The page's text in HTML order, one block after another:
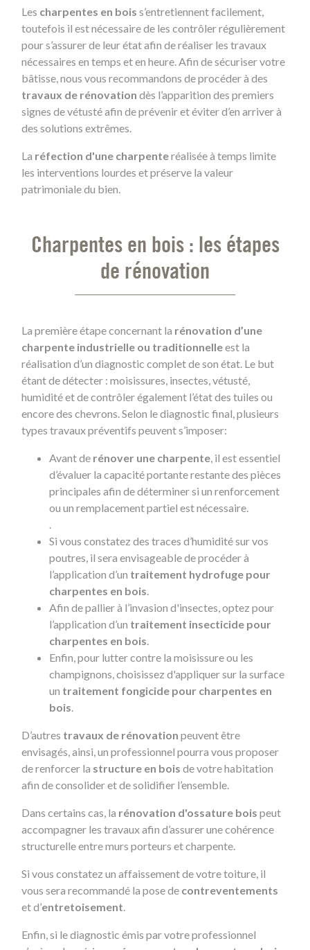
Les charpentes en bois s’entretiennent facilement,
toutefois il est nécessaire de les contrôler régulièrement
pour s’assurer de leur état afin de réaliser les travaux
nécessaires en temps et en heure. Afin de sécuriser votre
bâtisse, nous vous recommandons de procéder à des
travaux de rénovation dès l’apparition des premiers
signes de vétusté afin de prévenir et éviter d’en arriver à
des solutions extrêmes.
La réfection d'une charpenteréalisée à temps limite
les interventions lourdes et préserve la valeur
patrimoniale du bien.
Charpentes en bois : les étapes
de rénovation
La première étape concernant la rénovation d’une
charpente industrielle ou traditionnelleest la
réalisation d’un diagnostic complet de son état. Le but
étant de détecter : moisissures, insectes, vétusté,
humidité et de contrôler également l’état des tuiles ou
encore des chevrons. Selon le diagnostic final, plusieurs
types travaux préventifs peuvent s’imposer:
Avant de rénover une charpente, il est essentiel
d’évaluer la capacité portante restante des pièces
principales afin de déterminer si un renforcement
ou un remplacement partiel est nécessaire.
.
Si vous constatez des traces d’humidité sur vos
poutres, il sera envisageable de procéder à
l’application d’un traitement hydrofuge pour
charpentes en bois.
Afin de pallier à l’invasion d'insectes, optez pour
l’application d’un traitement insecticide pour
charpentes en bois.
Enfin, pour lutter contre la moisissure ou les
champignons, choisissez d'appliquer sur la surface
un traitement fongicide pour charpentes en
bois.
D’autres travaux de rénovation peuvent être
envisagés, ainsi, un professionnel pourra vous proposer
de renforcer la structure en bois de votre habitation
afin de consolider et de solidifier l’ensemble.
Dans certains cas, la rénovation d'ossature bois peut
accompagner les travaux afin d’assurer une cohérence
structurelle entre murs porteurs et charpente.
Si vous constatez un affaissement de votre toiture, il
vous sera recommandé la pose de contreventements
et d’entretoisement.
Enfin, si le diagnostic émis par votre professionnel